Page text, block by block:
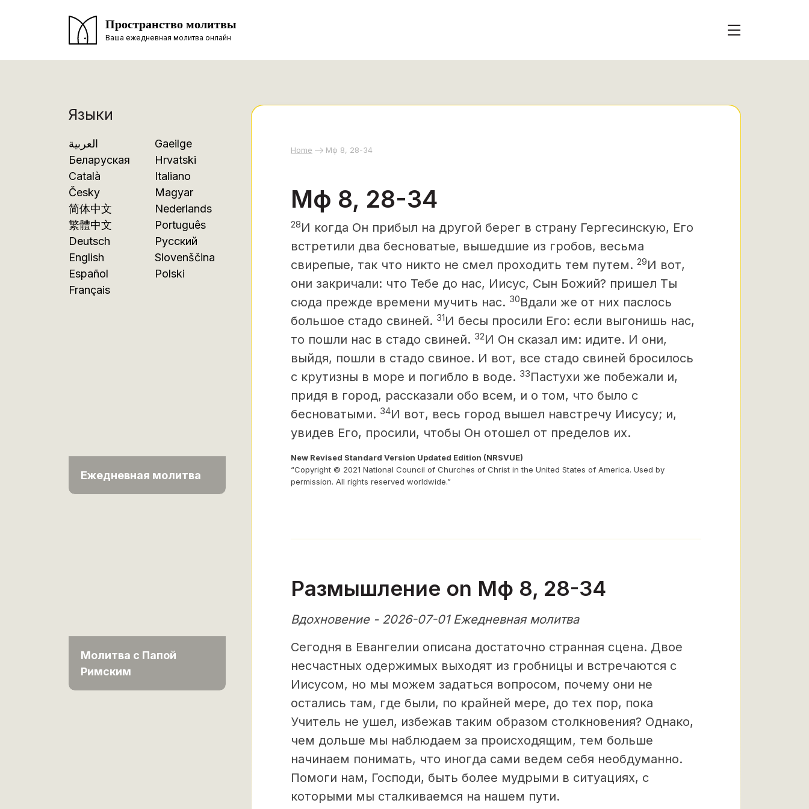
Пространство молитвы
Ваша ежедневная молитва онлайн
Языки
العربية
Беларуская
Català
Česky
简体中文
繁體中文
Deutsch
English
Español
Français
Gaeilge
Hrvatski
Italiano
Magyar
Nederlands
Português
Русский
Slovenščina
Polski
Ежедневная молитва
Молитва с Папой
Римским
Home Мф 8, 28-34
Мф 8, 28-34
28И когда Он прибыл на другой берег в страну Гергесинскую, Его
встретили два бесноватые, вышедшие из гробов, весьма
свирепые, так что никто не смел проходить тем путем. 29И вот,
они закричали: что Тебе до нас, Иисус, Сын Божий? пришел Ты
сюда прежде времени мучить нас. 30Вдали же от них паслось
большое стадо свиней. 31И бесы просили Его: если выгонишь нас,
то пошли нас в стадо свиней. 32И Он сказал им: идите. И они,
выйдя, пошли в стадо свиное. И вот, все стадо свиней бросилось
с крутизны в море и погибло в воде. 33Пастухи же побежали и,
придя в город, рассказали обо всем, и о том, что было с
бесноватыми. 34И вот, весь город вышел навстречу Иисусу; и,
увидев Его, просили, чтобы Он отошел от пределов их.
New Revised Standard Version Updated Edition (NRSVUE)
“Copyright © 2021 National Council of Churches of Christ in the United States of America. Used by
permission. All rights reserved worldwide.”
Размышление on Мф 8, 28-34
Вдохновение - 2026-07-01 Ежедневная молитва
Сегодня в Евангелии описана достаточно странная сцена. Двое
несчастных одержимых выходят из гробницы и встречаются с
Иисусом, но мы можем задаться вопросом, почему они не
остались там, где были, по крайней мере, до тех пор, пока
Учитель не ушел, избежав таким образом столкновения? Однако,
чем дольше мы наблюдаем за происходящим, тем больше
начинаем понимать, что иногда сами ведем себя необдуманно.
Помоги нам, Господи, быть более мудрыми в ситуациях, с
которыми мы сталкиваемся на нашем пути.